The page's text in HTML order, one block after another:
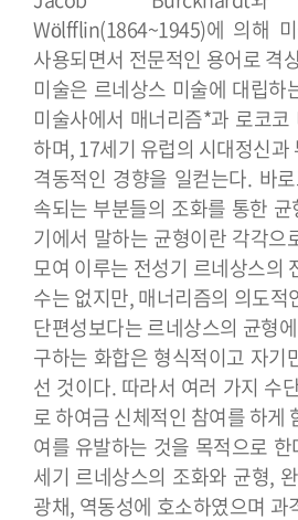
Wölfflin(1864~1945)에 의해
사용되면서 전문적인 용어로 격
미술은 르네상스 미술에 대립하
미술사에서 매너리즘*과 로코
하며, 17세기 유럽의 시대정신
격동적인 경향을 일컫는다. 바
속되는 부분들의 조화를 통한
기에서 말하는 균형이란 각각으
모여 이루는 전성기 르네상스의
수는 없지만, 매너리즘의 의도적
단편성보다는 르네상스의 균형
구하는 화합은 형식적이고 자기
선 것이다. 따라서 여러 가지 수
로 하여금 신체적인 참여를 하게
여를 유발하는 것을 목적으로
세기 르네상스의 조화와 균형,
광채, 역동성에 호소하였으며 과